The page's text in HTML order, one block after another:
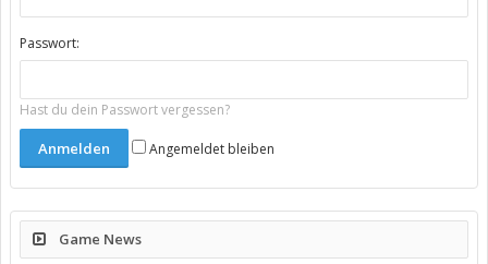
Passwort:
Hast du dein Passwort vergessen?
Angemeldet bleiben
Game News